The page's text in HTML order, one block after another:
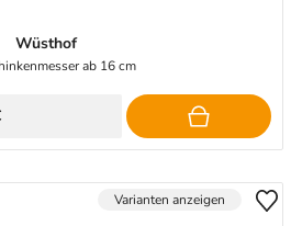
Wüsthof
ab 16 cm
Varianten anzeigen